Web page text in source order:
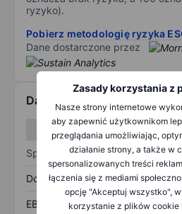
Zasady korzystania z
Nasze strony internetowe
aby zapewnić użytkownikom
przeglądania umożliwiając,
działanie strony, a także w
spersonalizowanych treści
łączenia się z mediami
opcję "Akceptuj wszystko",
korzystanie z plików cookie
ryzyko).
Pobierz metodologię ryzyka
Dane dostarczone przez
Dane finansowe
Sprawozdanie z zysków
Dochód
EBITDA